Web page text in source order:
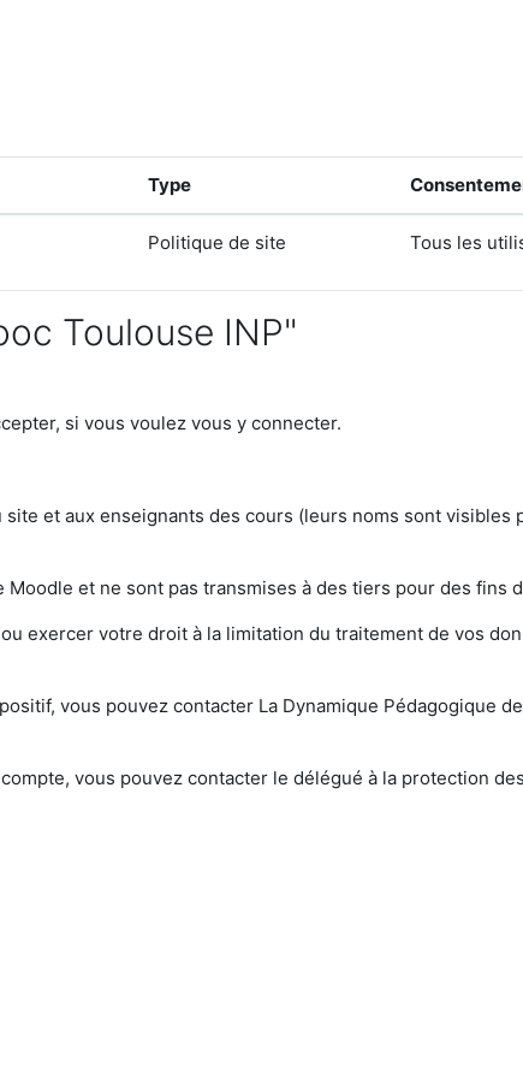
Type
Politique de site Tous les
Toulouse INP"
si vous voulez vous y connecter.
et aux enseignants des cours (leurs noms sont visibles
et ne sont pas transmises à des tiers pour des fins
exercer votre droit à la limitation du traitement de vos
vous pouvez contacter La Dynamique Pédagogique
vous pouvez contacter le délégué à la protection